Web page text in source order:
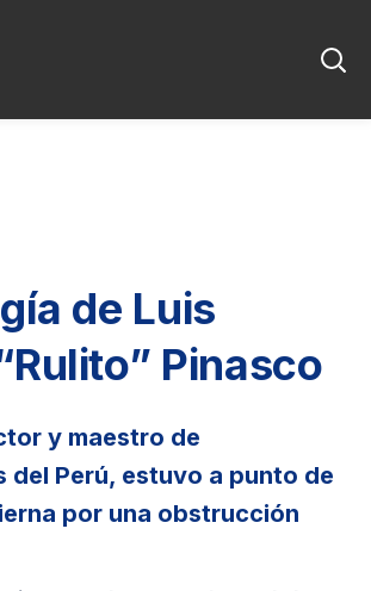
de Luis
Pinasco
y maestro de
del Perú, estuvo a punto de
por una obstrucción